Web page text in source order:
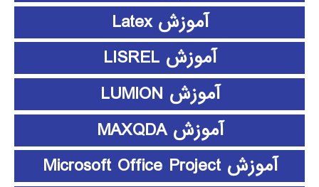
آموزش Latex
آموزش LISREL
آموزش LUMION
آموزش MAXQDA
آموزش Microsoft Office Project